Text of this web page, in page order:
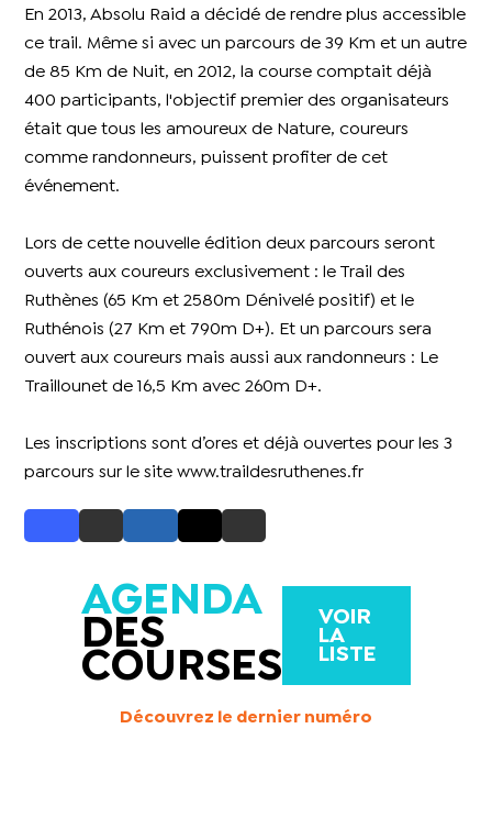
En 2013, Absolu Raid a décidé de rendre plus accessible
ce trail. Même si avec un parcours de 39 Km et un autre
de 85 Km de Nuit, en 2012, la course comptait déjà
400 participants, l'objectif premier des organisateurs
était que tous les amoureux de Nature, coureurs
comme randonneurs, puissent profiter de cet
événement.
Lors de cette nouvelle édition deux parcours seront
ouverts aux coureurs exclusivement : le Trail des
Ruthènes (65 Km et 2580m Dénivelé positif) et le
Ruthénois (27 Km et 790m D+). Et un parcours sera
ouvert aux coureurs mais aussi aux randonneurs : Le
Traillounet de 16,5 Km avec 260m D+.
Les inscriptions sont d’ores et déjà ouvertes pour les 3
parcours sur le sitewww.traildesruthenes.fr
AGENDA
DES
COURSES
VOIR
LA
LISTE
Découvrez le dernier numéro